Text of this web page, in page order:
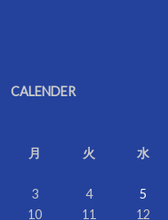
CALENDER
月
火 水
3
4 5
10
11 12